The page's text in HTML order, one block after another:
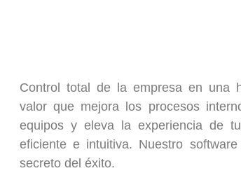
Control total de la empresa en una
valor que mejora los procesos
equipos y eleva la experiencia de
eficiente e intuitiva. Nuestro
secreto del éxito.